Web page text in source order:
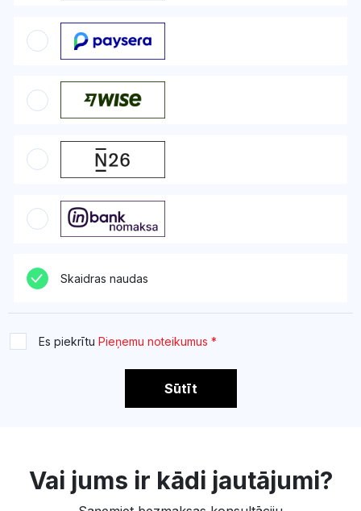
Skaidras naudas
Es piekrītu Pieņemu noteikumus *
Sūtīt
Vai jums ir kādi jautājumi?